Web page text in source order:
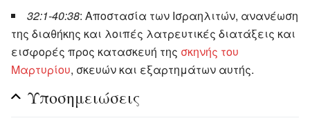
32:1-40:38: Αποστασία των Ισραηλιτών, ανανέωση
της διαθήκης και λοιπές λατρευτικές διατάξεις και
εισφορές προς κατασκευή της σκηνής του
Μαρτυρίου, σκευών και εξαρτημάτων αυτής.
Υποσημειώσεις